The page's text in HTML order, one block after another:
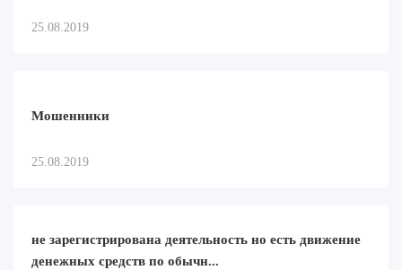
25.08.2019
Мошенники
25.08.2019
не зарегистрирована деятельность но есть движение
денежных средств по обычн...